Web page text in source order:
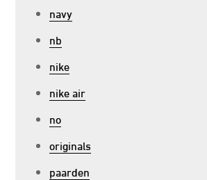
navy
nb
nike
nike air
no
originals
paarden